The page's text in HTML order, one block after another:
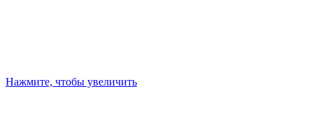
Нажмите, чтобы увеличить